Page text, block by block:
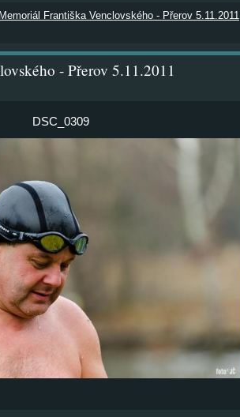
Memoriál Františka Venclovského - Přerov 5.11.2011
- Přerov 5.11.2011
DSC_0309